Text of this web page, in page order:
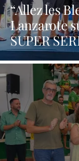
“Allez les
Lanzarote
SUPER